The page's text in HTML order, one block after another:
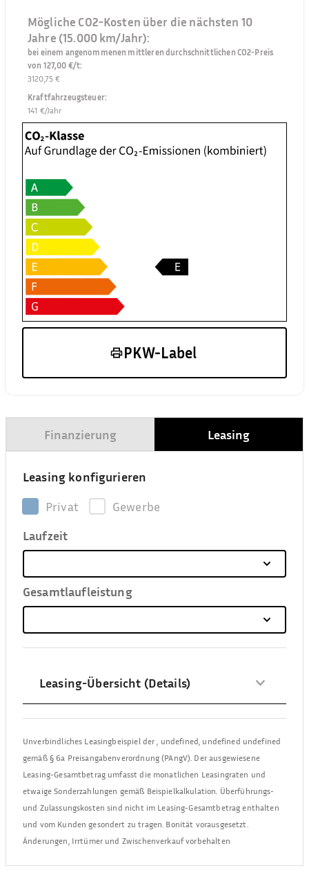
Mögliche CO2-Kosten über die nächsten 10
Jahre (15.000 km/Jahr):
bei einem angenommenen mittleren durchschnittlichen CO2-Preis
von 127,00 €/t:
3120,75 €
Kraftfahrzeugsteuer:
141 €/Jahr
PKW-Label
Finanzierung Leasing
Leasing konfigurieren
Privat
Gewerbe
Laufzeit
Gesamtlaufleistung
Leasing-Übersicht (Details)
Unverbindliches Leasingbeispiel der, undefined, undefined undefined
gemäß § 6a Preisangabenverordnung (PAngV). Der ausgewiesene
Leasing-Gesamtbetrag umfasst die monatlichen Leasingraten und
etwaige Sonderzahlungen gemäß Beispielkalkulation. Überführungs-
und Zulassungskosten sind nicht im Leasing-Gesamtbetrag enthalten
und vom Kunden gesondert zu tragen. Bonität vorausgesetzt.
Änderungen, Irrtümer und Zwischenverkauf vorbehalten